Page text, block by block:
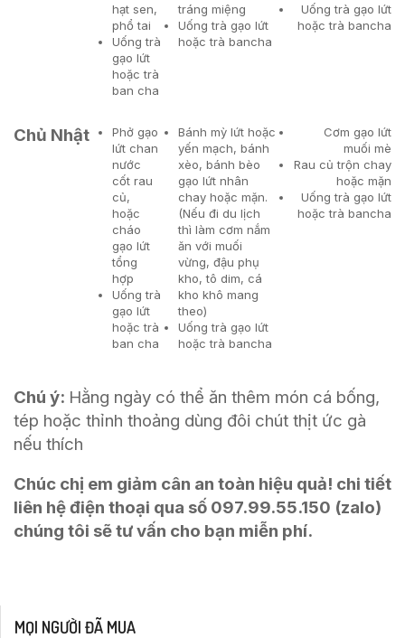
hạt sen,
phổ tai
Uống trà
gạo lứt
hoặc trà
ban cha
tráng miệng
Uống trà gạo lứt
hoặc trà bancha
Uống trà gạo lứt
hoặc trà bancha
Chủ Nhật
Phở gạo
lứt chan
nước
cốt rau
củ,
hoặc
cháo
gạo lứt
tổng
hợp
Uống trà
gạo lứt
hoặc trà
ban cha
Bánh mỳ lứt hoặc
yến mạch, bánh
xèo, bánh bèo
gạo lứt nhân
chay hoặc mặn.
(Nếu đi du lịch
thì làm cơm nắm
ăn với muối
vừng, đậu phụ
kho, tô dim, cá
kho khô mang
theo)
Uống trà gạo lứt
hoặc trà bancha
Cơm gạo lứt
muối mè
Rau củ trộn chay
hoặc mặn
Uống trà gạo lứt
hoặc trà bancha
Chú ý: Hằng ngày có thể ăn thêm món cá bống,
tép hoặc thỉnh thoảng dùng đôi chút thịt ức gà
nếu thích
Chúc chị em giảm cân an toàn hiệu quả! chi tiết
liên hệ điện thoại qua số 097.99.55.150 (zalo)
chúng tôi sẽ tư vấn cho bạn miễn phí.
MỌI NGƯỜI ĐÃ MUA